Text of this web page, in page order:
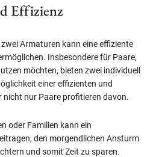
Effizienz
Armaturen kann eine effiziente
Insbesondere für Paare,
möchten, bieten zwei individuell
einer effizienten und
nur Paare profitieren davon.
oder Familien kann ein
den morgendlichen Ansturm
und somit Zeit zu sparen.